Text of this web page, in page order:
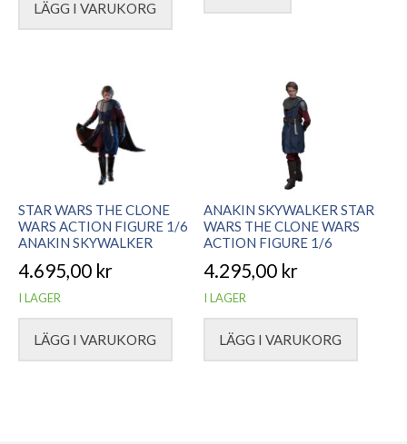
LÄGG I VARUKORG
STAR WARS THE CLONE
WARS ACTION FIGURE 1/6
ANAKIN SKYWALKER
4.695,00 kr
I LAGER
LÄGG I VARUKORG
ANAKIN SKYWALKER STAR
WARS THE CLONE WARS
ACTION FIGURE 1/6
4.295,00 kr
I LAGER
LÄGG I VARUKORG